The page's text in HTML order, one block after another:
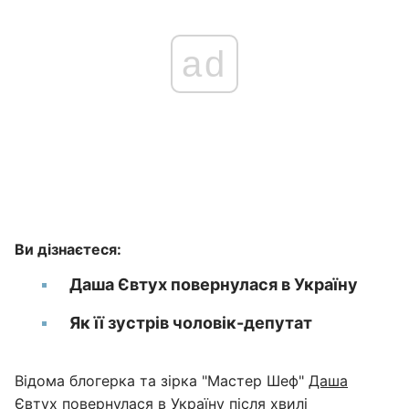
ad
Ви дізнаєтеся:
Даша Євтух повернулася в Україну
Як її зустрів чоловік-депутат
Відома блогерка та зірка "Мастер Шеф" Даша
Євтух повернулася в Україну після хвилі